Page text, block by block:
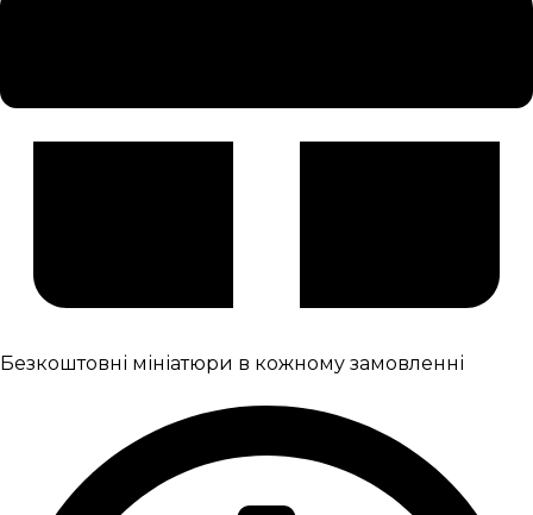
Безкоштовні мініатюри в кожному замовленні